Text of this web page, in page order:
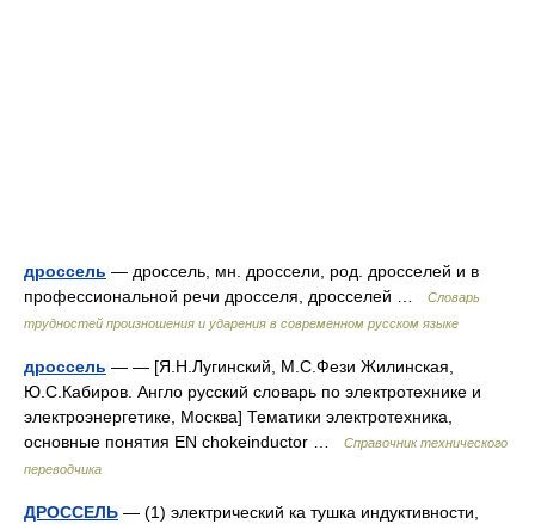
дроссель — дроссель, мн. дроссели, род. дросселей и в
профессиональной речи дросселя, дросселей …
Словарь
трудностей произношения и ударения в современном русском языке
дроссель — — [Я.Н.Лугинский, М.С.Фези Жилинская,
Ю.С.Кабиров. Англо русский словарь по электротехнике и
электроэнергетике, Москва] Тематики электротехника,
основные понятия EN chokeinductor …
Справочник технического
переводчика
ДРОССЕЛЬ — (1) электрический ка тушка индуктивности,